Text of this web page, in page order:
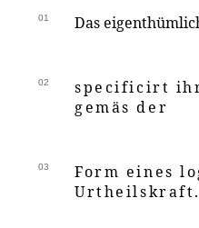
01 Das
02
specificirt
gemäs der
03
Form eines
Urtheilskraft.